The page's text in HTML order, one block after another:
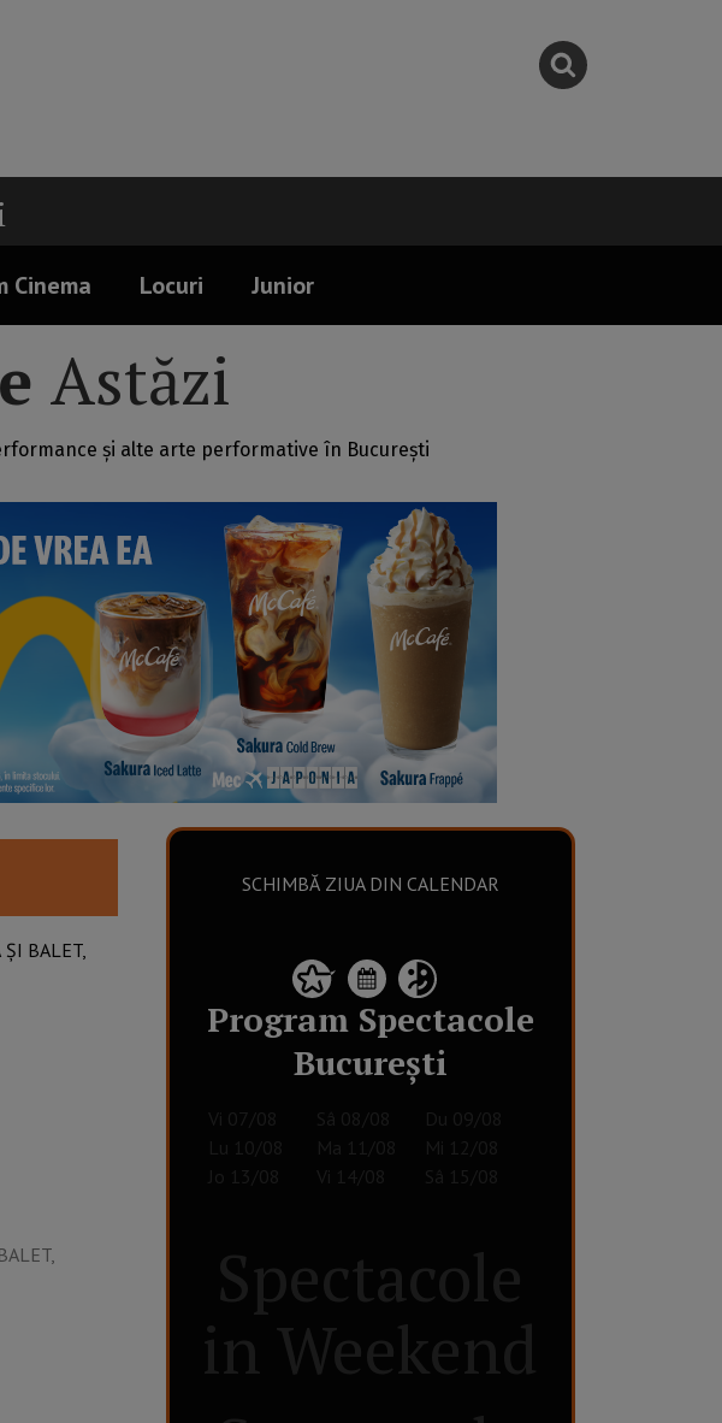
Cinema Locuri Junior
Astăzi
și alte arte performative în București
BALET,
SCHIMBĂ ZIUA DIN CALENDAR
Program Spectacole
București